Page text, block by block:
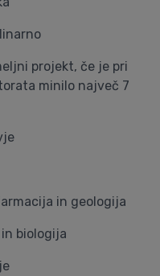
projekt, če je pri
minilo največ 7
in geologija
biologija